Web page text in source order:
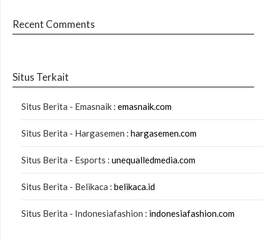
Recent Comments
Situs Terkait
Situs Berita - Emasnaik : emasnaik.com
Situs Berita - Hargasemen : hargasemen.com
Situs Berita - Esports : unequalledmedia.com
Situs Berita - Belikaca : belikaca.id
Situs Berita - Indonesiafashion : indonesiafashion.com